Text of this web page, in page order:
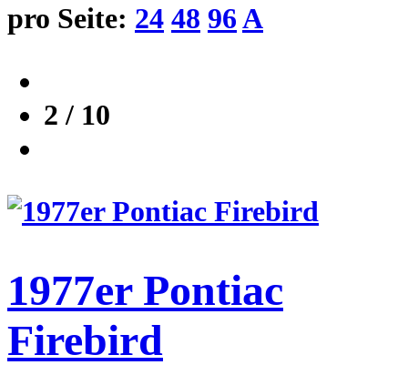
pro Seite: 24 48 96A
2 / 10
1977er Pontiac
Firebird